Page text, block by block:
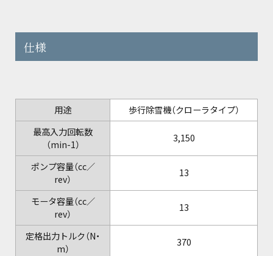
仕様
用途
歩行除雪機（クローラタイプ）
最高入力回転数
（min-1）
3,150
ポンプ容量（cc／
rev）
13
モータ容量（cc／
rev）
13
定格出力トルク（N・
m）
370